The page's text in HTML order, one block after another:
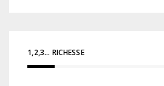
1,2,3… RICHESSE